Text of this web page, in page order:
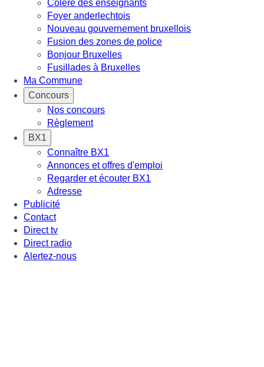
Colère des enseignants
Foyer anderlechtois
Nouveau gouvernement bruxellois
Fusion des zones de police
Bonjour Bruxelles
Fusillades à Bruxelles
Ma Commune
Concours
Nos concours
Règlement
BX1
Connaître BX1
Annonces et offres d'emploi
Regarder et écouter BX1
Adresse
Publicité
Contact
Direct tv
Direct radio
Alertez-nous